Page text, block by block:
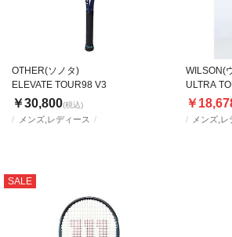
メンズ,レディース
OTHER(ソノタ)
ELEVATE TOUR98 V3
￥30,800(税込)
メンズ,レ
WILSON(
ULTRA
￥
SALE